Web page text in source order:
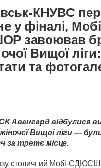
КНУВС
у фіналі,
завоював
Вищої ліги:
та
Авангард відбулися
Вищої ліги — були
за третє місце.
столичний Мобі-